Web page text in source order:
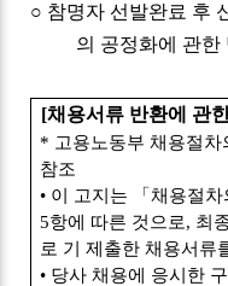
○ 참명자 선발완료 후
의 공정화에 관한
[채용서류 반환에 관
* 고용노동부 채용절
참조
• 이 고지는 「 채용절차
5항에 따른 것으로, 최
로 기 제출한 채용서류
• 당사 채용에 응시한